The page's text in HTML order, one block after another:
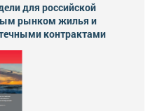
для российской
рынком жилья и
контрактами